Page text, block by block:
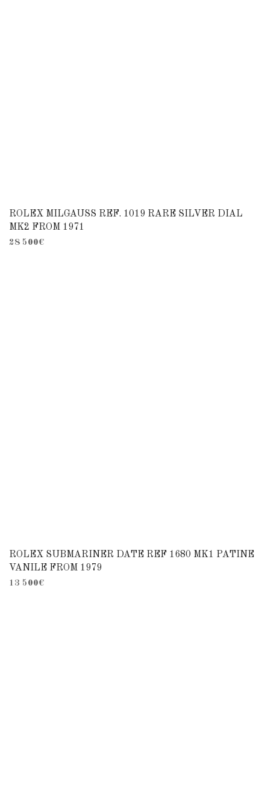
ROLEX MILGAUSS REF. 1019 RARE SILVER DIAL
MK2 FROM 1971
28 500€
ROLEX SUBMARINER DATE REF 1680 MK1 PATINE
VANILE FROM 1979
13 500€